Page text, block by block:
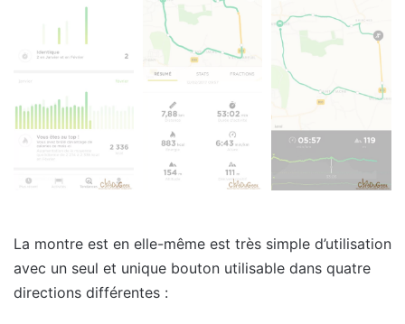
La montre est en elle-même est très simple d’utilisation
avec un seul et unique bouton utilisable dans quatre
directions différentes :